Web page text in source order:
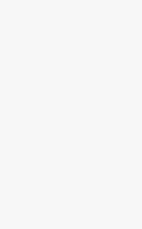
Custo de
Preço
Os nossos
e MOQ são,
inferiores aos
Podemos